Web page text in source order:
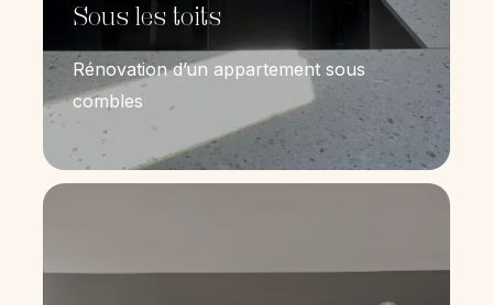
Sous les toits
Rénovation d’un appartement sous
combles